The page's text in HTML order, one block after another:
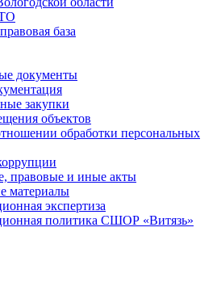
база
документы
закупки
объектов
обработки персональных
правовые и иные акты
материалы
экспертиза
политика СШОР «Витязь»